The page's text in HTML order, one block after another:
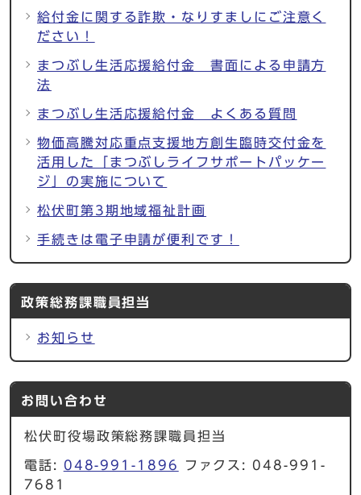
給付金に関する詐欺・なりすましにご注意く
ださい！
まつぶし生活応援給付金 書面による申請方
法
まつぶし生活応援給付金 よくある質問
物価高騰対応重点支援地方創生臨時交付金を
活用した「まつぶしライフサポートパッケー
ジ」の実施について
松伏町第3期地域福祉計画
手続きは電子申請が便利です！
政策総務課職員担当
お知らせ
お問い合わせ
松伏町役場政策総務課職員担当
電話: 048-991-1896
ファクス: 048-991-
7681